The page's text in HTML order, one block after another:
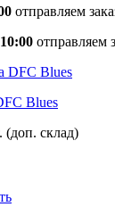
отправляем
отправляем
Blues
склад)